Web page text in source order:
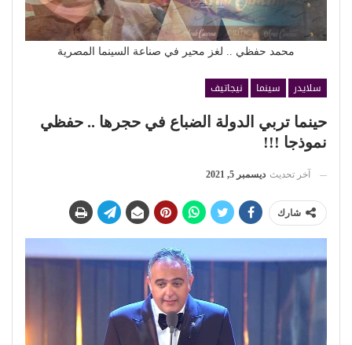
محمد حفظي .. لغز محير في صناعة السينما المصرية
سلايدر سينما
نيجاتيف
حينما تربي الدولة الضباع في حجرها .. حفظي
نموذجا !!!
آخر تحديث ديسمبر 5, 2021
شارك